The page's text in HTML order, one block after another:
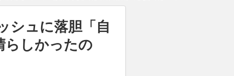
シュに落胆「自
らしかったの